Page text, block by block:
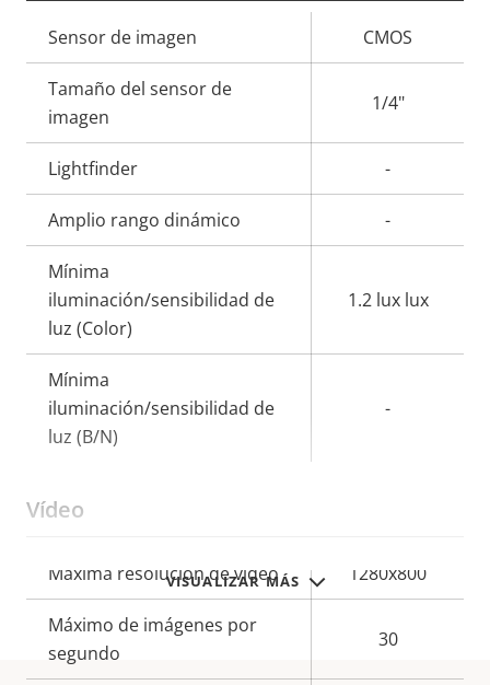
VISUALIZAR MÁS
Descripción
de
propiedad
la
propiedad
Sensor de imagen CMOS
Tamaño del sensor de
imagen
1/4"
Lightfinder -
Amplio rango dinámico -
Mínima
iluminación/sensibilidad de
luz (Color)
1.2 lux lux
Mínima
iluminación/sensibilidad de
luz (B/N)
-
Vídeo
Descripción
de
propiedad
Valor de
la
propiedad
Máxima resolución de vídeo 1280x800
Máximo de imágenes por
segundo
30